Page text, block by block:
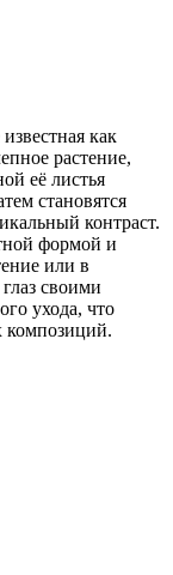
как
растение,
её листья
становятся
контраст.
формой и
или в
своими
ухода, что
композиций.